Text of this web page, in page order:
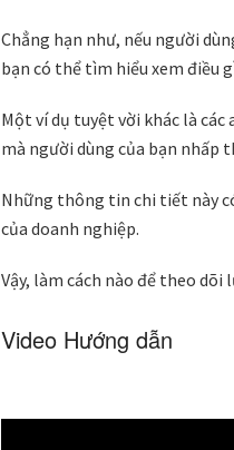
Chẳng hạn như, nếu người
bạn có thể tìm hiểu xem điều
Một ví dụ tuyệt vời khác là
mà người dùng của bạn nhấp
Những thông tin chi tiết này
của doanh nghiệp.
Vậy, làm cách nào để theo
Video Hướng dẫn